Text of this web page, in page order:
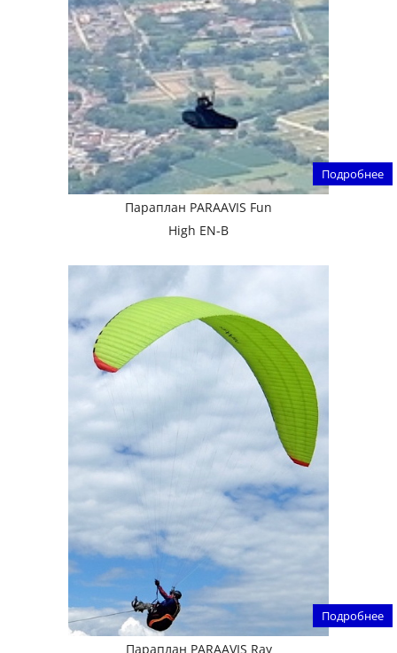
Подробнее
Параплан PARAAVIS Fun
High EN-B
Подробнее
Параплан PARAAVIS Ray